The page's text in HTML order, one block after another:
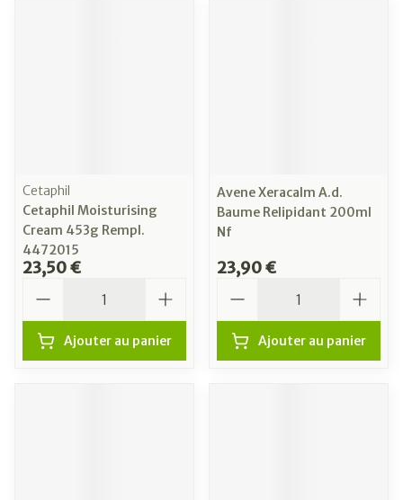
Cetaphil
Cetaphil Moisturising
Cream 453g Rempl.
4472015
23,50 €
Ajouter au panier
Avene Xeracalm A.d.
Baume Relipidant 200ml
Nf
23,90 €
Ajouter au panier